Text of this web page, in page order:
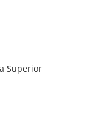
Superior